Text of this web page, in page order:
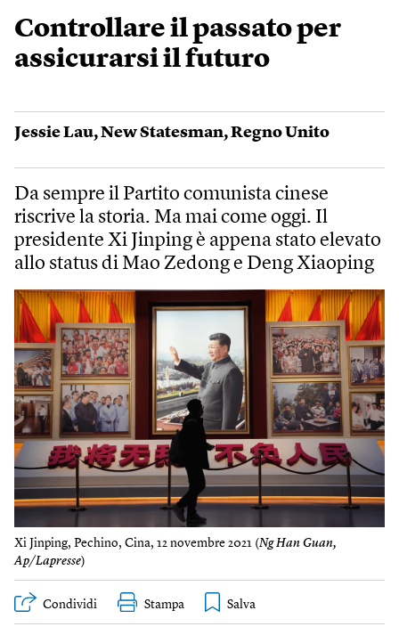
Controllare il passato per
assicurarsi il futuro
Jessie Lau,New Statesman,Regno Unito
Da sempre il Partito comunista cinese
riscrive la storia. Ma mai come oggi. Il
presidente Xi Jinping è appena stato elevato
allo status di Mao Zedong e Deng Xiaoping
Xi Jinping, Pechino, Cina, 12 novembre 2021 (Ng Han Guan,
Ap/Lapresse)
Condividi Stampa